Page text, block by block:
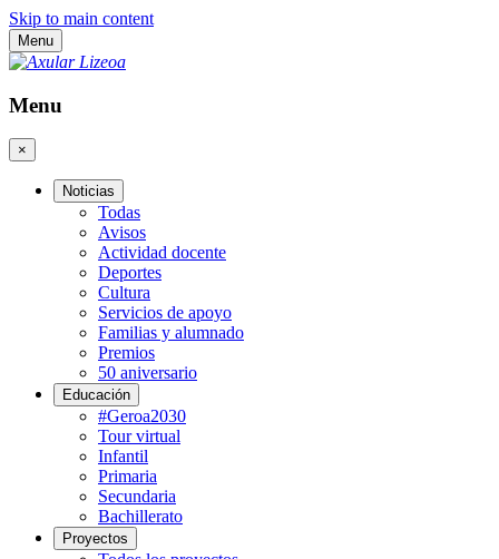
Skip to main content
Menu
Menu
×
Noticias
Todas
Avisos
Actividad docente
Deportes
Cultura
Servicios de apoyo
Familias y alumnado
Premios
50 aniversario
Educación
#Geroa2030
Tour virtual
Infantil
Primaria
Secundaria
Bachillerato
Proyectos